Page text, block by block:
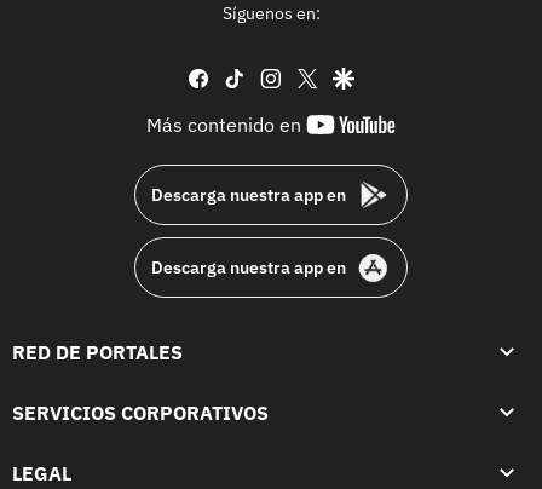
Síguenos en:
facebook
tiktok instagram
twittergoogle
Más contenido en
youtube-
Descarga nuestra app en
Descarga nuestra app en
RED DE PORTALES
SERVICIOS CORPORATIVOS
LEGAL